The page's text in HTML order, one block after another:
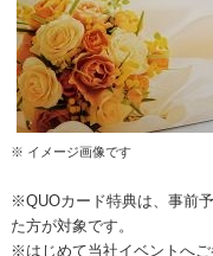
※ イメージ画像です
※QUOカード特典は、事前
た方が対象です。
※はじめて当社イベントへ